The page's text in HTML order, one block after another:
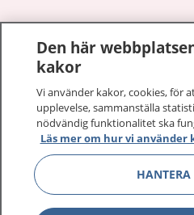
1177 på flera språk
Om 1177
Kontakt
Den här
kakor
Vi använder kakor, cookies, för
upplevelse, sammanställa
nödvändig funktionalitet ska
Läs mer om hur vi använder
HANTERA